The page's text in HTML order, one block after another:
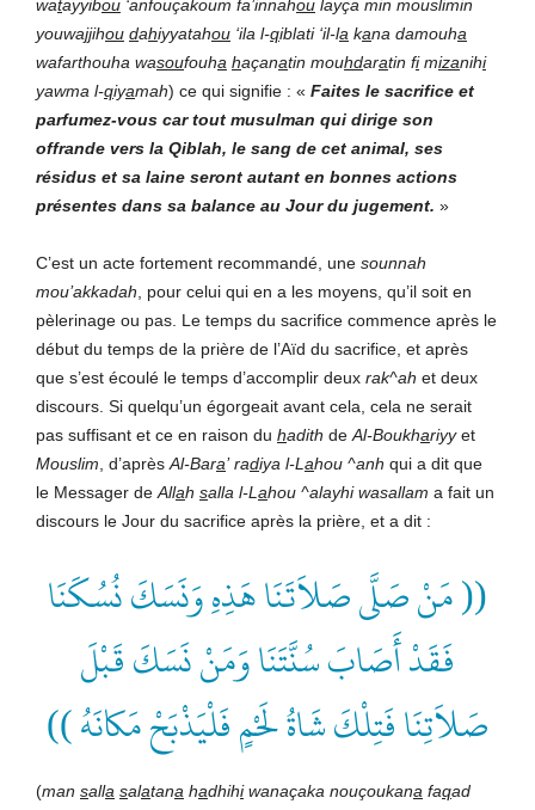
watayyibou ‘anfouçakoum fa’innahou layça min mouslimin
youwajjihou dahiyyatahou ‘ila l-qiblati ‘il-la kana damouha
wafarthouha wasoufouha haçanatin mouhdaratin fimizanihi
yawma l-qiyamah) ce qui signifie : « Faites le sacrifice et
parfumez-vous car tout musulman qui dirige son
offrande vers la Qiblah, le sang de cet animal, ses
résidus et sa laine seront autant en bonnes actions
présentes dans sa balance au Jour du jugement. »
C’est un acte fortement recommandé, une sounnah
mou’akkadah , pour celui qui en a les moyens, qu’il soit en
pèlerinage ou pas. Le temps du sacrifice commence après le
début du temps de la prière de l’Aïd du sacrifice, et après
que s’est écoulé le temps d’accomplir deux rak^ah et deux
discours. Si quelqu’un égorgeait avant cela, cela ne serait
pas suffisant et ce en raison du hadith de Al-Boukhariyyet
Mouslim , d’après Al-Bara’ radiya l-L ahou ^anh qui a dit que
le Messager de Allah salla l-L ahou ^alayhi wasallam a fait un
discours le Jour du sacrifice après la prière, et a dit :
(( مَنْ صَلَّى صَلاَتَنَا هَذِهِ وَنَسَكَ نُسُكَنَا
فَقَدْ أَصَابَ سُنَّتَنَا وَمَنْ نَسَكَ قَبْلَ
صَلاَتِنَا فَتِلْكَ شَاةُ لَحْمٍ فَلْيَذْبَحْ مَكانَهُ ))
(man salla salatana hadhihiwanaçaka nouçoukana faqad